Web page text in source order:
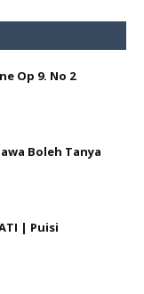
Op 9. No 2
Boleh Tanya
| Puisi